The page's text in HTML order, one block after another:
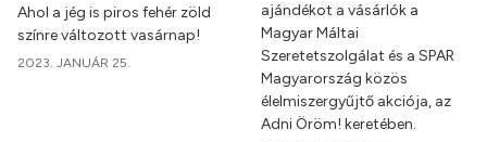
Ahol a jég is piros fehér zöld
színre változott vasárnap!
2023. JANUÁR 25.
ajándékot a vásárlók a
Magyar Máltai
Szeretetszolgálat és a SPAR
Magyarország közös
élelmiszergyűjtő akciója, az
Adni Öröm! keretében.